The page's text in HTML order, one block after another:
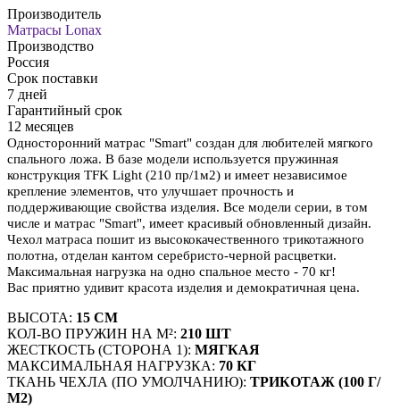
Производитель
Матрасы Lonax
Производство
Россия
Срок поставки
7 дней
Гарантийный срок
12 месяцев
Односторонний матрас "Smart" создан для любителей мягкого
спального ложа. В базе модели используется пружинная
конструкция TFK Light (210 пр/1м2) и имеет независимое
крепление элементов, что улучшает прочность и
поддерживающие свойства изделия. Все модели серии, в том
числе и матрас "Smart", имеет красивый обновленный дизайн.
Чехол матраса пошит из высококачественного трикотажного
полотна, отделан кантом серебристо-черной расцветки.
Максимальная нагрузка на одно спальное место - 70 кг!
Вас приятно удивит красота изделия и демократичная цена.
ВЫСОТА: 15 СМ
КОЛ-ВО ПРУЖИН НА М²: 210 ШТ
ЖЕСТКОСТЬ (СТОРОНА 1): МЯГКАЯ
МАКСИМАЛЬНАЯ НАГРУЗКА: 70 КГ
ТКАНЬ ЧЕХЛА (ПО УМОЛЧАНИЮ): ТРИКОТАЖ (100 Г/
М2)